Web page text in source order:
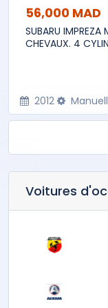
56,000 MAD
SUBARU
CHEVAUX. 4
2012
Voitures